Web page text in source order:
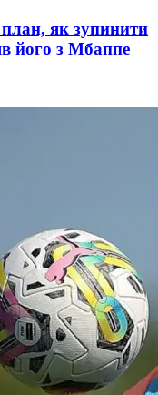
план, як зупинити
його з Мбаппе